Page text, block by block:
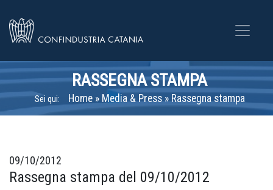
RASSEGNA STAMPA
Sei qui: Home» Media & Press»Rassegna stampa
09/10/2012
Rassegna stampa del 09/10/2012